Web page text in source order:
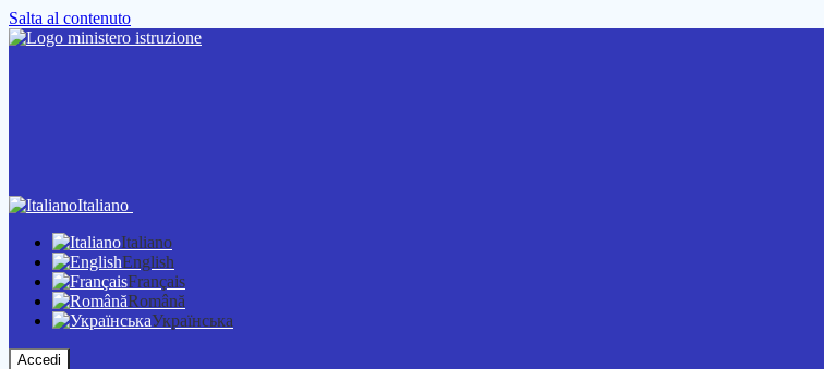
Salta al contenuto
Italiano
Italiano
English
Français
Română
Українська
Accedi